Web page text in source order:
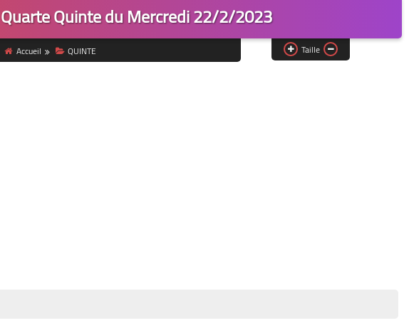
Quinte du Mercredi 22/2/2023
Accueil QUINTE Taille